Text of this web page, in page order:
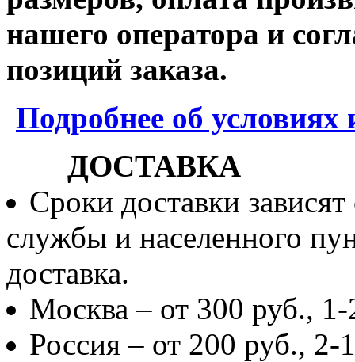
нашего оператора и
позиций заказа.
Подробнее об
ДОСТАВКА
Сроки доставки
службы и населенного
доставка.
Москва – от 300 руб.,
Россия – от 200 руб., 2-